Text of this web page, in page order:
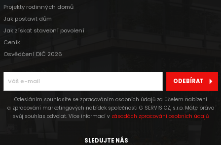
Projekty rodinných domů
Jak postavit dům
Jak získat stavební povolení
Ceník
Osvědčení DIČ 2026
ODEBÍRAT
Odesláním souhlasíte se zpracováním osobních údajů za účelem nabízení
a zpracování marketingových nabídek společnosti G SERVIS CZ, s.r.o. Máte právo
svůj souhlas odvolat. Více informací v zásadách zpracování osobních údajů
SLEDUJTE NÁS